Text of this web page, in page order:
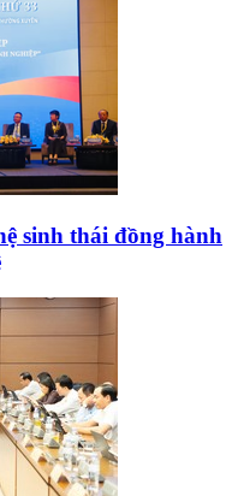
sinh thái đồng hành